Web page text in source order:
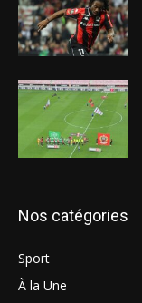
Nos catégories
Sport
À la Une